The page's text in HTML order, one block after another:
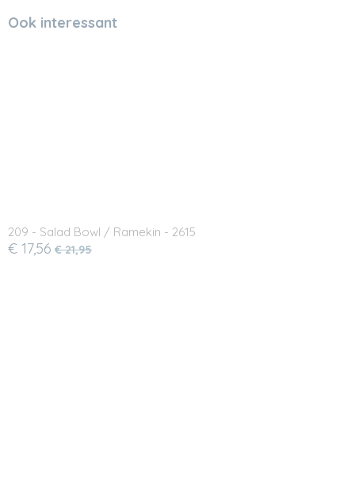
Ook interessant
209 - Salad Bowl / Ramekin - 2615
€ 17,56 € 21,95